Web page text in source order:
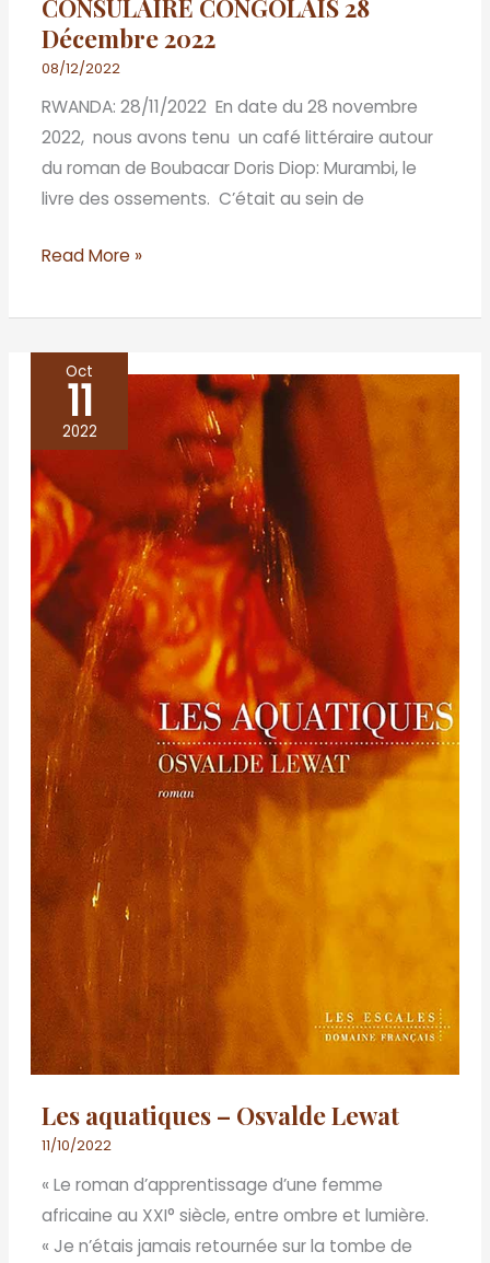
CONSULAIRE CONGOLAIS 28
Décembre 2022
08/12/2022
RWANDA: 28/11/2022 En date du 28 novembre
2022, nous avons tenu un café littéraire autour
du roman de Boubacar Doris Diop: Murambi, le
livre des ossements. C’était au sein de
Read More »
Oct
11
2022
Les aquatiques – Osvalde Lewat
11/10/2022
« Le roman d’apprentissage d’une femme
africaine au XXI° siècle, entre ombre et lumière.
« Je n’étais jamais retournée sur la tombe de
aquatiques
Osvalde
Lewat